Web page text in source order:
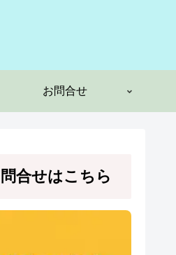
お問合せ
合せはこちら